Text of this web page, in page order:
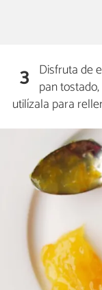
3 Disfruta de
pan
utilízala para